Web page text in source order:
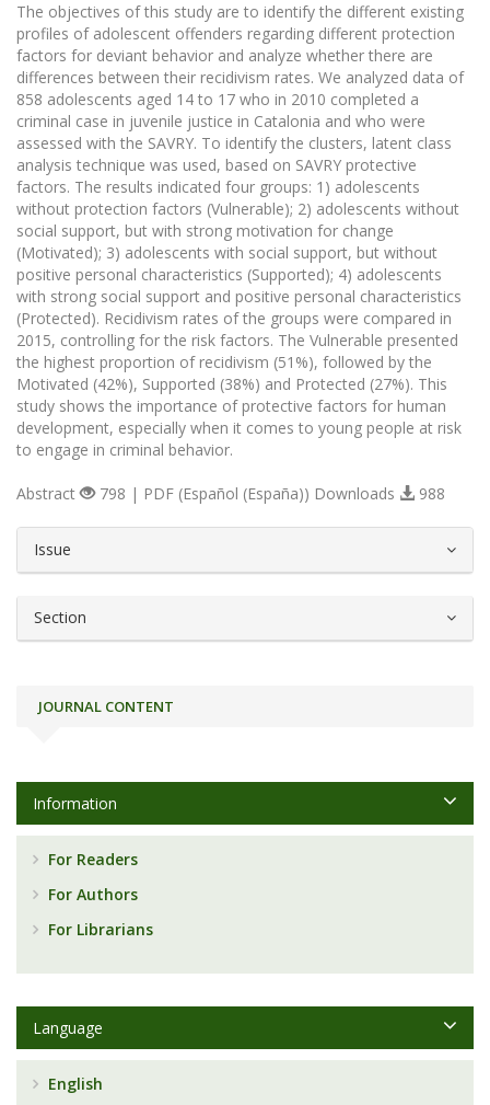
The objectives of this study are to identify the different existing
profiles of adolescent offenders regarding different protection
factors for deviant behavior and analyze whether there are
differences between their recidivism rates. We analyzed data of
858 adolescents aged 14 to 17 who in 2010 completed a
criminal case in juvenile justice in Catalonia and who were
assessed with the SAVRY. To identify the clusters, latent class
analysis technique was used, based on SAVRY protective
factors. The results indicated four groups: 1) adolescents
without protection factors (Vulnerable); 2) adolescents without
social support, but with strong motivation for change
(Motivated); 3) adolescents with social support, but without
positive personal characteristics (Supported); 4) adolescents
with strong social support and positive personal characteristics
(Protected). Recidivism rates of the groups were compared in
2015, controlling for the risk factors. The Vulnerable presented
the highest proportion of recidivism (51%), followed by the
Motivated (42%), Supported (38%) and Protected (27%). This
study shows the importance of protective factors for human
development, especially when it comes to young people at risk
to engage in criminal behavior.
Abstract 798 | PDF (Español (España)) Downloads 988
Issue
Section
JOURNAL CONTENT
Information
For Readers
For Authors
For Librarians
Language
English